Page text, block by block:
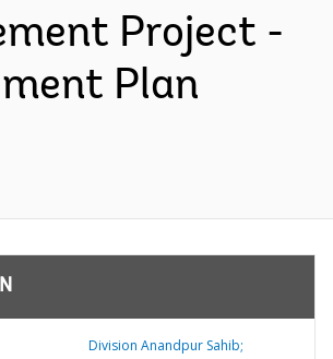
Project -
Plan
Division Anandpur Sahib;